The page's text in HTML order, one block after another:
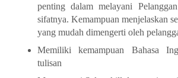
penting dalam melayani
sifatnya. Kemampuan menjelaskan
yang mudah dimengerti oleh
Memiliki kemampuan Bahasa
tulisan